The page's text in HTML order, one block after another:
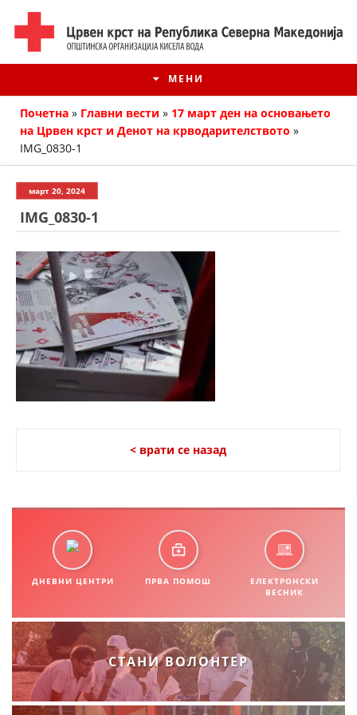
МЕНИ
ИСТОРИЈАТ НА ЦКРМ
ИСТОРИЈАТ НА ДВИЖЕЊЕТО
СТРУКТУРА НА ОРГАНИЗАЦИЈАТА
КОНТАКТ ИНФОРМАЦИИ
ОРГАНИЗАЦИЈА И РАЗВОЈ
РАКОВОДЕН ОДБОР
СОБРАНИЕ
СТРУКТУРА И ОРГАНИЗАЦИОНА ПОСТАВЕНОСТ
Почетна » Главни вести » 17 март ден на основањето
на Црвен крст и Денот на крводарителството »
IMG_0830-1
март 20, 2024
IMG_0830-1
< врати се назад
ДНЕВНИ ЦЕНТРИ ПРВА ПОМОШ
ЕЛЕКТРОНСКИ
ВЕСНИК
СТАНИ ВОЛОНТЕР